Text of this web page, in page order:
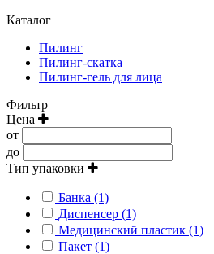
Каталог
Пилинг
Пилинг-скатка
Пилинг-гель для лица
Фильтр
Цена
от
до
Тип упаковки
Банка (1)
Диспенсер (1)
Медицинский пластик (1)
Пакет (1)